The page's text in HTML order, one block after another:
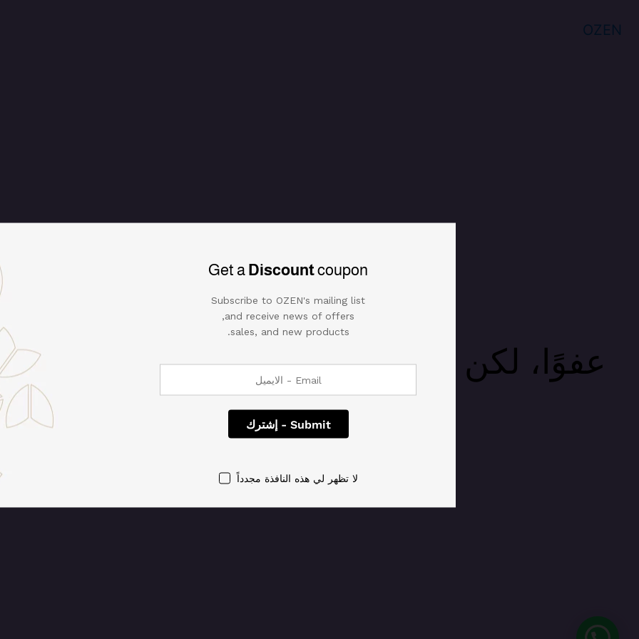
OZEN
عفوًا، لكن القادم أفضل! إننا نعمل على
مجددًا قريبًا!
Get a Discountcoupon
sales, and new products.
لا تظهر لي هذه النافذة مجدداً